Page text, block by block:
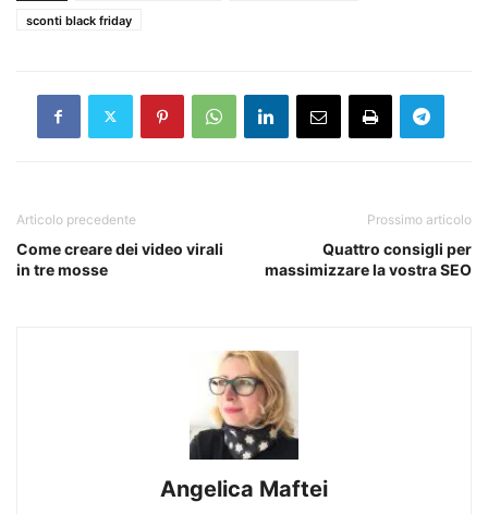
sconti black friday
Articolo precedente
Come creare dei video virali
in tre mosse
Prossimo articolo
Quattro consigli per
massimizzare la vostra SEO
Angelica Maftei